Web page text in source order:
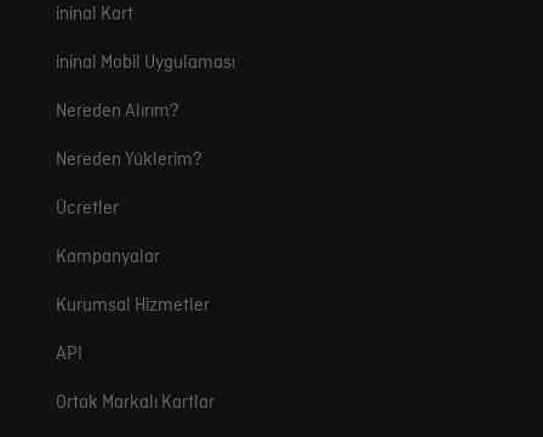
ininal Kart
ininal Mobil Uygulaması
Nereden Alırım?
Nereden Yüklerim?
Ücretler
Kampanyalar
Kurumsal Hizmetler
API
Ortak Markalı Kartlar